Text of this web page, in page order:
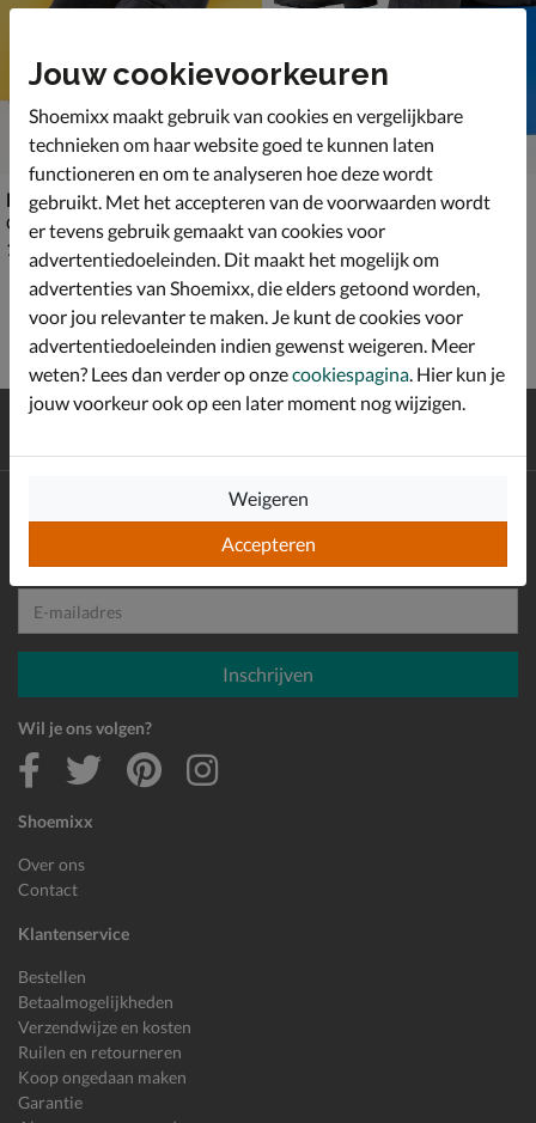
Blundstone 1325
Chelseaboots - zwart
€ 129,99
129
Blundstone 1468
Chelseaboots - bruin
129
Gratisverzending en retour*
Shoemixx
Over ons
Contact
Klantenservice
Bestellen
Betaalmogelijkheden
Verzendwijze en kosten
Ruilen en retourneren
Koop ongedaan maken
Garantie
Schrijf je in voor de Shoemixx nieuwsbrief en ontvang €10,-
E-mailadres
Inschrijven
Wil je ons volgen?
Jouw cookievoorkeuren
Shoemixx maakt gebruik van cookies en vergelijkbare
technieken om haar website goed te kunnen laten
functioneren en om te analyseren hoe deze wordt
gebruikt. Met het accepteren van de voorwaarden wordt
er tevens gebruik gemaakt van cookies voor
advertentiedoeleinden. Dit maakt het mogelijk om
advertenties van Shoemixx, die elders getoond worden,
voor jou relevanter te maken. Je kunt de cookies voor
advertentiedoeleinden indien gewenst weigeren. Meer
weten? Lees dan verder op onzecookiespagina. Hier kun je
jouw voorkeur ook op een later moment nog wijzigen.
Accepteren
Weigeren